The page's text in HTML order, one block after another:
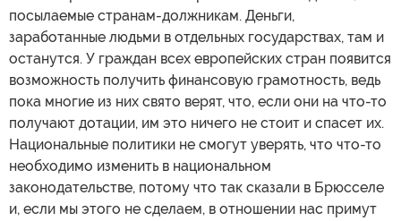
посылаемые странам-должникам. Деньги,
заработанные людьми в отдельных государствах, там и
останутся. У граждан всех европейских стран появится
возможность получить финансовую грамотность, ведь
пока многие из них свято верят, что, если они на что-то
получают дотации, им это ничего не стоит и спасет их.
Национальные политики не смогут уверять, что что-то
необходимо изменить в национальном
законодательстве, потому что так сказали в Брюсселе
и, если мы этого не сделаем, в отношении нас примут